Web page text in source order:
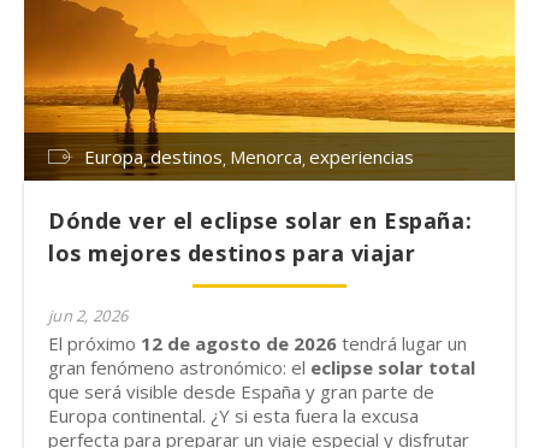
Europa destinos Menorca experiencias
Dónde ver el eclipse solar en España:
los mejores destinos para viajar
jun 2, 2026
El próximo 12 de agosto de 2026 tendrá lugar un
gran fenómeno astronómico: el eclipse solar total
que será visible desde España y gran parte de
Europa continental. ¿Y si esta fuera la excusa
perfecta para preparar un viaje especial y disfrutar